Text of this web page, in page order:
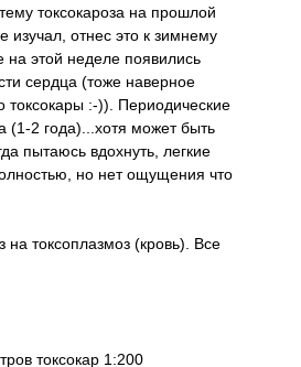
токсокароза на прошлой
изучал, отнес это к зимнему
на этой неделе появились
сердца (тоже наверное
токсокары :-)). Периодические
(1-2 года)...хотя может быть
пытаюсь вдохнуть, легкие
но нет ощущения что
на токсоплазмоз (кровь). Все
токсокар 1:200